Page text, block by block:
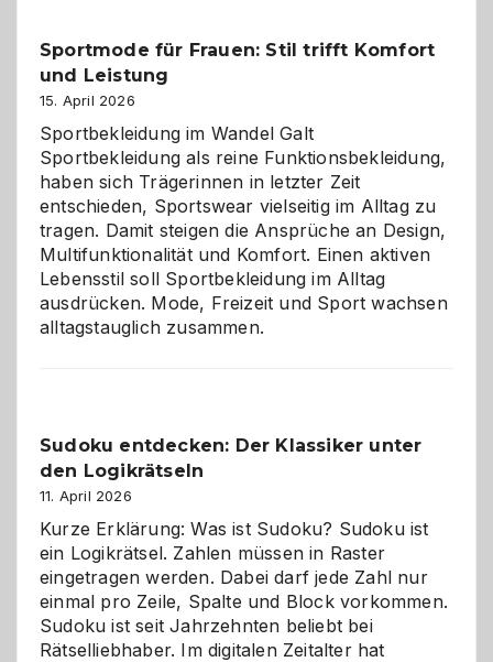
gegen
Chaos
Sportmode für Frauen: Stil trifft Komfort
und Leistung
15. April 2026
Sportbekleidung im Wandel Galt
Sportbekleidung als reine Funktionsbekleidung,
haben sich Trägerinnen in letzter Zeit
entschieden, Sportswear vielseitig im Alltag zu
tragen. Damit steigen die Ansprüche an Design,
Multifunktionalität und Komfort. Einen aktiven
Lebensstil soll Sportbekleidung im Alltag
ausdrücken. Mode, Freizeit und Sport wachsen
alltagstauglich zusammen.
Sudoku entdecken: Der Klassiker unter
den Logikrätseln
11. April 2026
Kurze Erklärung: Was ist Sudoku? Sudoku ist
ein Logikrätsel. Zahlen müssen in Raster
eingetragen werden. Dabei darf jede Zahl nur
einmal pro Zeile, Spalte und Block vorkommen.
Sudoku ist seit Jahrzehnten beliebt bei
Rätselliebhaber. Im digitalen Zeitalter hat